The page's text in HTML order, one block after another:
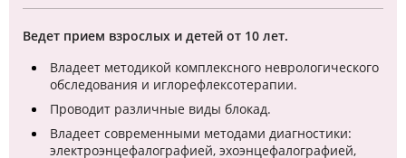
Ведет прием взрослых и детей от 10 лет.
Владеет методикой комплексного неврологического
обследования и иглорефлексотерапии.
Проводит различные виды блокад.
Владеет современными методами диагностики:
электроэнцефалографией, эхоэнцефалографией,